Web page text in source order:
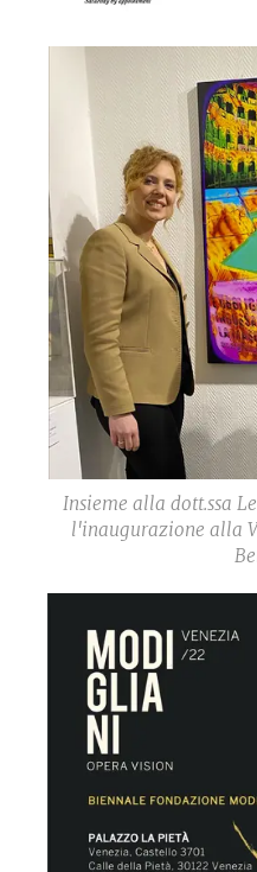
Insieme alla dott.ssa
l'inaugurazione alla